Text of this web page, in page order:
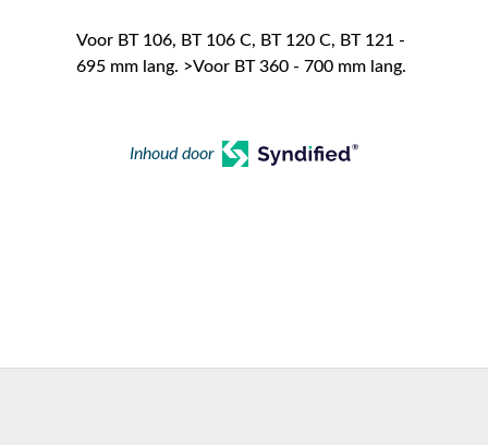
Voor BT 106, BT 106 C, BT 120 C, BT 121 -
695 mm lang. >Voor BT 360 - 700 mm lang.
Inhoud door